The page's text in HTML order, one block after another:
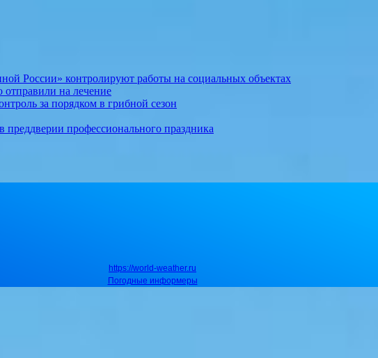
России» контролируют работы на социальных объектах
отправили на лечение
за порядком в грибной сезон
преддверии профессионального праздника
https://world-weather.ru
Погодные информеры